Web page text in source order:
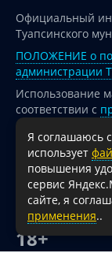
Официальный
Туапсинского
ПОЛОЖЕНИЕ о
администрации
Использование
соответствии с
опубликованных
При
на источник
Для сайтов и
активная
администрации
18+
Я соглашаюсь
использует
повышения
сервис
сайте, я
применения..